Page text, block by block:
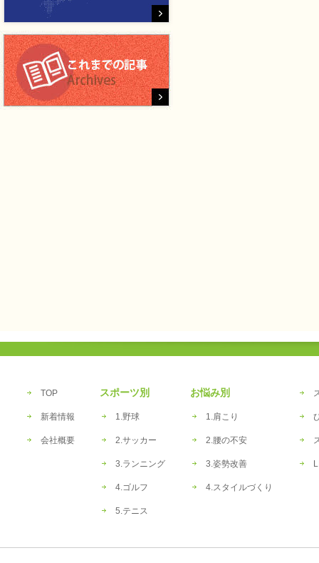
TOP
新着情報
会社概要
スポーツ別
1.野球
2.サッカー
3.ランニング
4.ゴルフ
5.テニス
お悩み別
1.肩こり
2.腰の不安
3.姿勢改善
4.スタイルづくり